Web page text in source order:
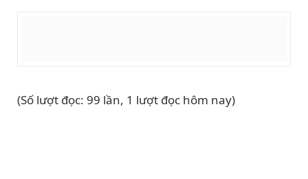
(Số lượt đọc: 99 lần, 1 lượt đọc hôm nay)